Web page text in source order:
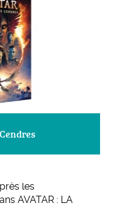
les
AVATAR : LA